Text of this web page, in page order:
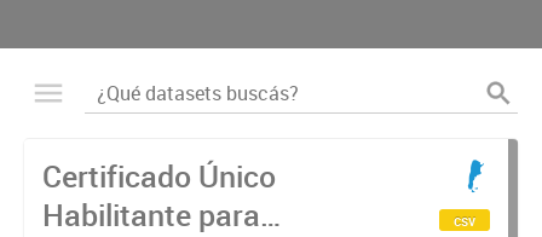
Certificado Único
Habilitante para
csv